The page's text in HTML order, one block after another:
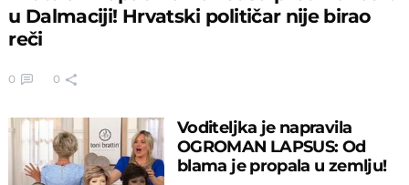
u Dalmaciji! Hrvatski političar nije birao
reči
0 0
Voditeljka je napravila
OGROMAN LAPSUS: Od
blama je propala u zemlju!